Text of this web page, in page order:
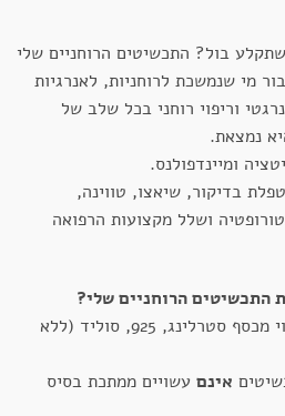
בול? התכשיטים הרוחניים שלי
מי שנמשכת לרוחניות, לאנרגיות
וריפוי רוחני בכל שלב של
נמצאת.
ומיינדפולנס.
בדיקור, שיאצו, טווינה,
ושלל מקצועות הרפואה
התכשיטים הרוחניים שלי?
אני צורפת את תכשיטי הריפוי מכסף סטרלינג, 925, סוליד (ללא
אינם עשויים ממתכת בסיס